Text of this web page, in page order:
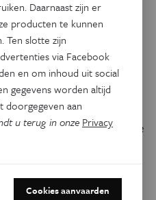
& Brein
alzheimer:
kan ziekte
opsporen
van alzheimer al weten
op de ziekte: het kan in de
een eenvoudige bloedtest.
veranderen.’
Daarnaast zijn er
producten te kunnen
Ten slotte zijn
via Facebook
en om inhoud uit social
gegevens worden altijd
aan
u terug in onze Privacy
Cookies aanvaarden